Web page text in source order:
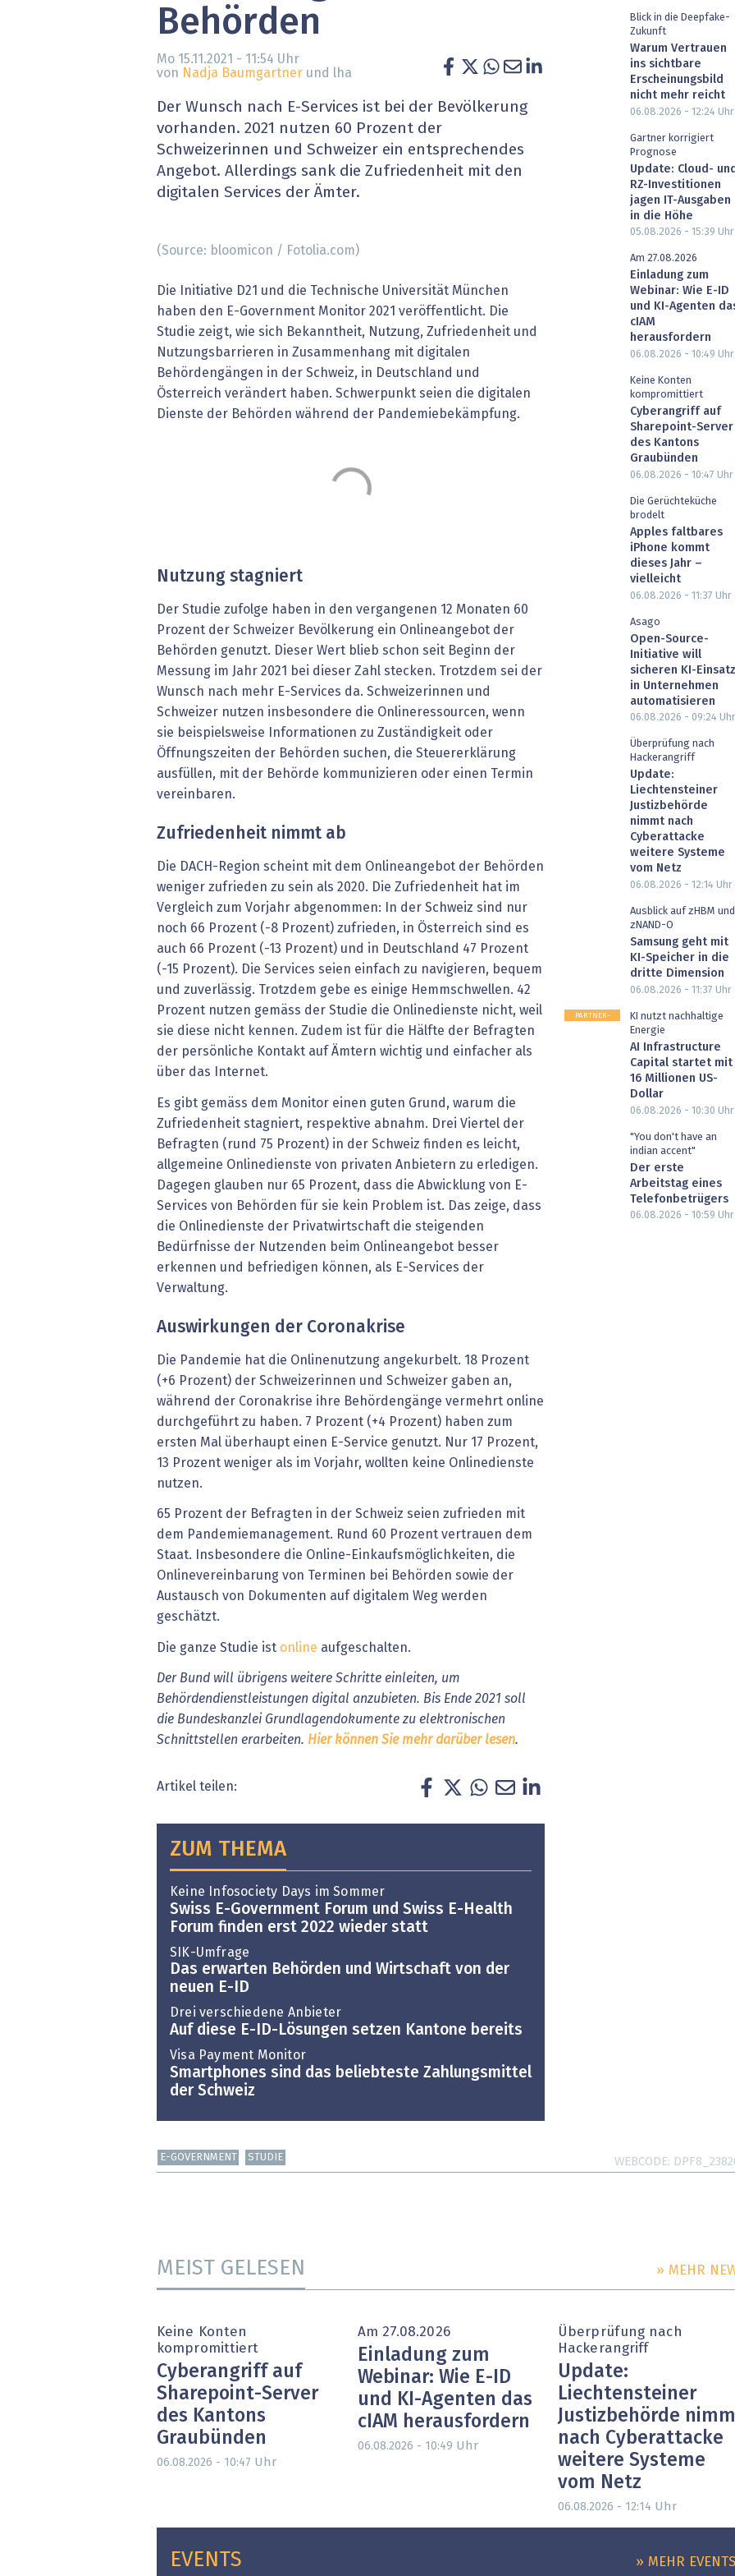
» alle News
EU-DSGVO
XaaS, Managed Services & Co.
Digital Banking
Artificial Intelligence
Fintech & Insurtech
Professional AV & Digital Signage
Behörden
Mo 15.11.2021 - 11:54 Uhr
von Nadja Baumgartner und lha
Der Wunsch nach E-Services ist bei der Bevölkerung
vorhanden. 2021 nutzen 60 Prozent der
Schweizerinnen und Schweizer ein entsprechendes
Angebot. Allerdings sank die Zufriedenheit mit den
digitalen Services der Ämter.
(Source: bloomicon / Fotolia.com)
Die Initiative D21 und die Technische Universität München
haben den E-Government Monitor 2021 veröffentlicht. Die
Studie zeigt, wie sich Bekanntheit, Nutzung, Zufriedenheit und
Nutzungsbarrieren in Zusammenhang mit digitalen
Behördengängen in der Schweiz, in Deutschland und
Österreich verändert haben. Schwerpunkt seien die digitalen
Dienste der Behörden während der Pandemiebekämpfung.
Nutzung stagniert
Der Studie zufolge haben in den vergangenen 12 Monaten 60
Prozent der Schweizer Bevölkerung ein Onlineangebot der
Behörden genutzt. Dieser Wert blieb schon seit Beginn der
Messung im Jahr 2021 bei dieser Zahl stecken. Trotzdem sei der
Wunsch nach mehr E-Services da. Schweizerinnen und
Schweizer nutzen insbesondere die Onlineressourcen, wenn
sie beispielsweise Informationen zu Zuständigkeit oder
Öffnungszeiten der Behörden suchen, die Steuererklärung
ausfüllen, mit der Behörde kommunizieren oder einen Termin
vereinbaren.
Zufriedenheit nimmt ab
Die DACH-Region scheint mit dem Onlineangebot der Behörden
weniger zufrieden zu sein als 2020. Die Zufriedenheit hat im
Vergleich zum Vorjahr abgenommen: In der Schweiz sind nur
noch 66 Prozent (-8 Prozent) zufrieden, in Österreich sind es
auch 66 Prozent (-13 Prozent) und in Deutschland 47 Prozent
(-15 Prozent). Die Services seien einfach zu navigieren, bequem
und zuverlässig. Trotzdem gebe es einige Hemmschwellen. 42
Prozent nutzen gemäss der Studie die Onlinedienste nicht, weil
sie diese nicht kennen. Zudem ist für die Hälfte der Befragten
der persönliche Kontakt auf Ämtern wichtig und einfacher als
über das Internet.
Es gibt gemäss dem Monitor einen guten Grund, warum die
Zufriedenheit stagniert, respektive abnahm. Drei Viertel der
Befragten (rund 75 Prozent) in der Schweiz finden es leicht,
allgemeine Onlinedienste von privaten Anbietern zu erledigen.
Dagegen glauben nur 65 Prozent, dass die Abwicklung von E-
Services von Behörden für sie kein Problem ist. Das zeige, dass
die Onlinedienste der Privatwirtschaft die steigenden
Bedürfnisse der Nutzenden beim Onlineangebot besser
erkennen und befriedigen können, als E-Services der
Verwaltung.
Auswirkungen der Coronakrise
Die Pandemie hat die Onlinenutzung angekurbelt. 18 Prozent
(+6 Prozent) der Schweizerinnen und Schweizer gaben an,
während der Coronakrise ihre Behördengänge vermehrt online
durchgeführt zu haben. 7 Prozent (+4 Prozent) haben zum
ersten Mal überhaupt einen E-Service genutzt. Nur 17 Prozent,
13 Prozent weniger als im Vorjahr, wollten keine Onlinedienste
nutzen.
65 Prozent der Befragten in der Schweiz seien zufrieden mit
dem Pandemiemanagement. Rund 60 Prozent vertrauen dem
Staat. Insbesondere die Online-Einkaufsmöglichkeiten, die
Onlinevereinbarung von Terminen bei Behörden sowie der
Austausch von Dokumenten auf digitalem Weg werden
geschätzt.
Die ganze Studie ist online aufgeschalten.
Der Bund will übrigens weitere Schritte einleiten, um
Behördendienstleistungen digital anzubieten. Bis Ende 2021 soll
die Bundeskanzlei Grundlagendokumente zu elektronischen
Schnittstellen erarbeiten. Hier können Sie mehr darüber lesen.
Artikel teilen:
ZUM THEMA
Keine Infosociety Days im Sommer
Swiss E-Government Forum und Swiss E-Health
Forum finden erst 2022 wieder statt
SIK-Umfrage
Das erwarten Behörden und Wirtschaft von der
neuen E-ID
Drei verschiedene Anbieter
Auf diese E-ID-Lösungen setzen Kantone bereits
Visa Payment Monitor
Smartphones sind das beliebteste Zahlungsmittel
der Schweiz
Blick in die Deepfake-
Zukunft
Warum Vertrauen
ins sichtbare
Erscheinungsbild
nicht mehr reicht
06.08.2026 - 12:24 Uhr
Gartner korrigiert
Prognose
Update: Cloud-
RZ-Investitionen
jagen IT-Ausgaben
in die Höhe
05.08.2026 - 15:39 Uhr
Am 27.08.2026
Einladung zum
Webinar: Wie E-ID
und KI-Agenten
cIAM
herausfordern
06.08.2026 - 10:49 Uhr
Keine Konten
kompromittiert
Cyberangriff auf
Sharepoint-Server
des Kantons
Graubünden
06.08.2026 - 10:47 Uhr
Die Gerüchteküche
brodelt
Apples faltbares
iPhone kommt
dieses Jahr –
vielleicht
06.08.2026 - 11:37 Uhr
Asago
Open-Source-
Initiative will
sicheren KI-Einsatz
in Unternehmen
automatisieren
06.08.2026 - 09:24 Uhr
Überprüfung nach
Hackerangriff
Update:
Liechtensteiner
Justizbehörde
nimmt nach
Cyberattacke
weitere Systeme
vom Netz
06.08.2026 - 12:14 Uhr
Ausblick auf zHBM und
zNAND-O
Samsung geht mit
KI-Speicher in die
dritte Dimension
06.08.2026 - 11:37 Uhr
PARTNER-
KI nutzt nachhaltige
Energie
AI Infrastructure
Capital startet mit
16 Millionen US-
Dollar
06.08.2026 - 10:30 Uhr
"You don't have an
indian accent"
Der erste
Arbeitstag eines
Telefonbetrügers
06.08.2026 - 10:59 Uhr
E-GOVERNMENT STUDIE WEBCODE
MEIST GELESEN » MEHR
Keine Konten
kompromittiert
Cyberangriff auf
Sharepoint-Server
des Kantons
Graubünden
06.08.2026 - 10:47 Uhr
Am 27.08.2026
Einladung zum
Webinar: Wie E-ID
und KI-Agenten das
cIAM herausfordern
06.08.2026 - 10:49 Uhr
Überprüfung nach
Hackerangriff
Update:
Liechtensteiner
Justizbehörde
nach Cyberattacke
weitere Systeme
vom Netz
06.08.2026 - 12:14 Uhr
EVENTS » MEHR